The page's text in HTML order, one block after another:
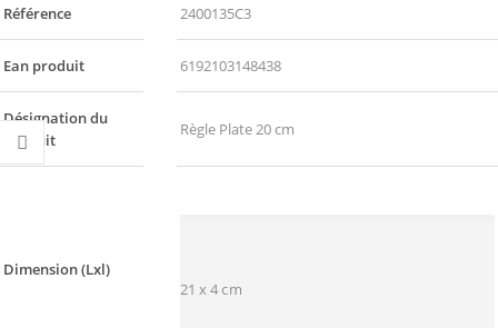
Référence 2400135C3
Ean produit 6192103148438
Désignation du
produit
Règle Plate 20 cm
Dimension (Lxl)
21 x 4 cm